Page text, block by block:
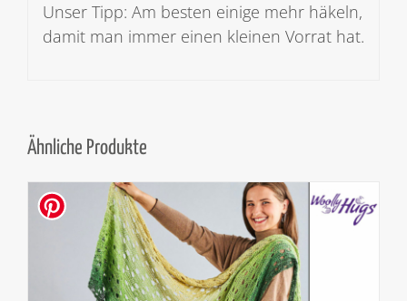
Unser Tipp: Am besten einige mehr häkeln,
damit man immer einen kleinen Vorrat hat.
Ähnliche Produkte